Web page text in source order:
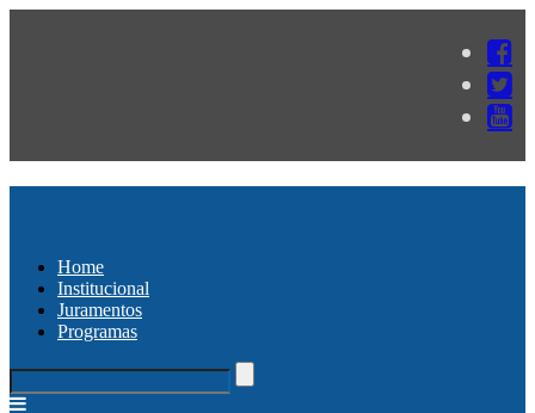
Home
Institucional
Juramentos
Programas